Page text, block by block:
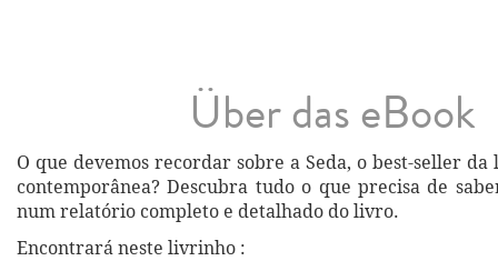
Über das eBook
O que devemos recordar sobre a Seda, o best-seller
contemporânea? Descubra tudo o que precisa de
num relatório completo e detalhado do livro.
Encontrará neste livrinho :